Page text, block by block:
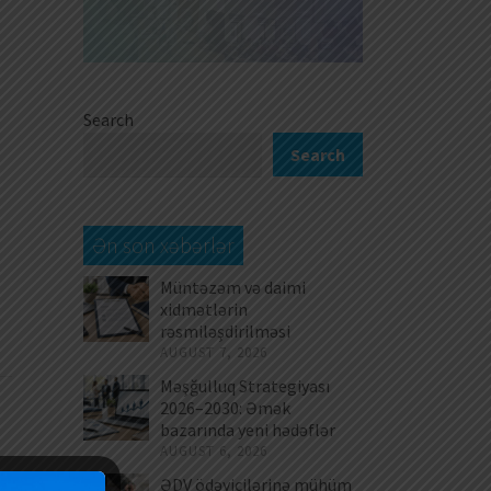
Search
Search
Ən son xəbərlər
Müntəzəm və daimi
xidmətlərin
rəsmiləşdirilməsi
AUGUST 7, 2026
Məşğulluq Strategiyası
2026–2030: Əmək
bazarında yeni hədəflər
AUGUST 6, 2026
ƏDV ödəyicilərinə mühüm